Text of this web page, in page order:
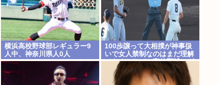
横浜高校野球部レギュラー9
人中、神奈川県人0人
100歩譲って大相撲が神事扱
いで女人禁制なのはまだ理解
できるとして、高校野球のグ
ラウンドが女人禁制だったの
はマジ意味わからん